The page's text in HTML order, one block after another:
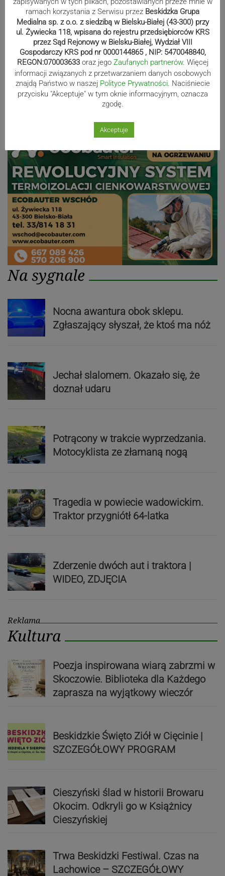
polo. Kilkadziesiąt drużyn z całej
Europy rywalizowało przez trzy dni
Nakamura z dubletem w Wiśle.
Dyskwalifikacja Waszka zmieniła
klasyfikację Polaków
Na sygnale
Nocna awantura obok sklepu.
Zgłaszający słyszał, że ktoś ma nóż
Jechał slalomem. Okazało się, że
doznał udaru
Potrącony w trakcie wyprzedzania.
Motocyklista ze złamaną nogą
Tragedia w powiecie wadowickim.
Traktor przygniótł 64-latka
Zderzenie dwóch aut i traktora |
WIDEO, ZDJĘCIA
Reklama
Kultura
Poezja inspirowana wiarą zabrzmi w
Skoczowie. Biblioteka dla Każdego
zaprasza na wyjątkowy wieczór
Beskidzkie Święto Ziół w Cięcinie |
SZCZEGÓŁOWY PROGRAM
Cieszyński ślad w historii Browaru
Okocim. Odkryli go w Książnicy
Cieszyńskiej
Trwa Beskidzki Festiwal. Czas na
Lachowice – SZCZEGÓŁOWY
ramach korzystania z Serwisu przez Beskidzka Grupa
Medialna sp. z o.o. z siedzibą w Bielsku-Białej (43-300) przy
ul. Żywiecka 118, wpisana do rejestru przedsiębiorców KRS
przez Sąd Rejonowy w Bielsku-Białej, Wydział VIII
Gospodarczy KRS pod nr 0000144865 , NIP: 5470048840,
REGON:070003633 oraz jego Zaufanych partnerów. Więcej
informacji związanych z przetwarzaniem danych osobowych
znajdą Państwo w naszej Polityce Prywatności. Naciśniecie
przycisku "Akceptuje" w tym oknie informacyjnym, oznacza
zgodę.
Akceptuje